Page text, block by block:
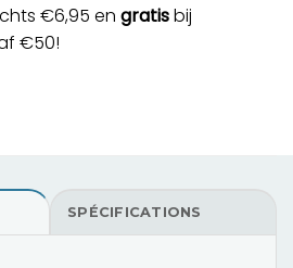
€6,95 en gratisbij
€50!
SPÉCIFICATIONS